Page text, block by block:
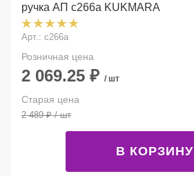
ручка АП с266а KUKMARA
Арт.: с266а
Розничная цена
2 069.25 ₽ / шт
Старая цена
2 489₽/ шт
В КОРЗИНУ